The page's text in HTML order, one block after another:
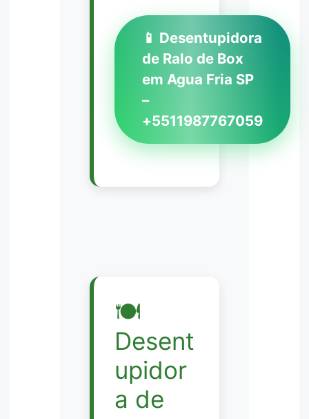
📱 Desentupidora
de Ralo de Box
em Agua Fria SP
–
+5511987767059
🍽️
Desent
upidor
a de